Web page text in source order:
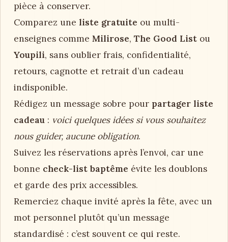
pièce à conserver.
Comparez une liste gratuite ou multi-
enseignes comme Milirose, The Good List ou
Youpili, sans oublier frais, confidentialité,
retours, cagnotte et retrait d’un cadeau
indisponible.
Rédigez un message sobre pour partager liste
cadeau : voici quelques idées si vous souhaitez
nous guider, aucune obligation.
Suivez les réservations après l’envoi, car une
bonne check-list baptême évite les doublons
et garde des prix accessibles.
Remerciez chaque invité après la fête, avec un
mot personnel plutôt qu’un message
standardisé : c’est souvent ce qui reste.